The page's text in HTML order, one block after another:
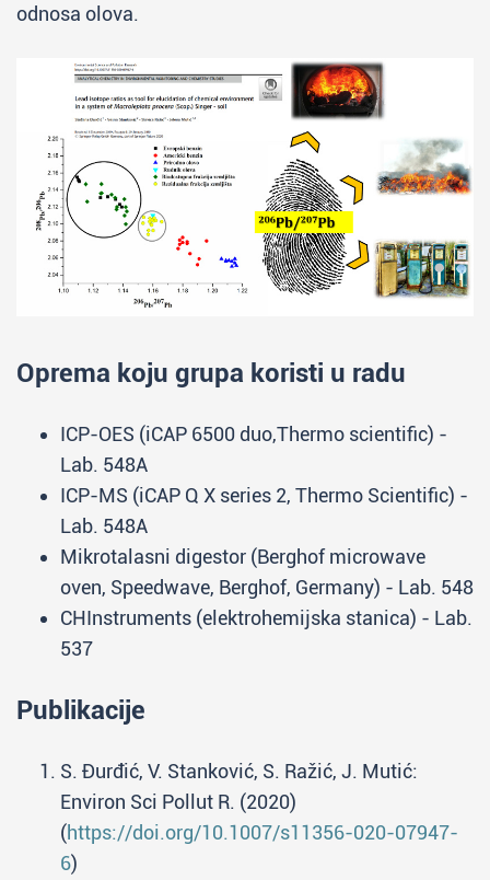
odnosa olova.
Oprema koju grupa koristi u radu
ICP-OES (iCAP 6500 duo,Thermo scientific) -
Lab. 548A
ICP-MS (iCAP Q X series 2, Thermo Scientific) -
Lab. 548A
Mikrotalasni digestor (Berghof microwave
oven, Speedwave, Berghof, Germany) - Lab. 548
CHInstruments (elektrohemijska stanica) - Lab.
537
Publikacije
S. Đurđić, V. Stanković, S. Ražić, J. Mutić:
Environ Sci Pollut R. (2020)
(https://doi.org/10.1007/s11356-020-07947-
6)